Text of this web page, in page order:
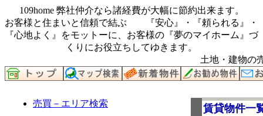
109home 弊社仲介なら諸経費が大幅に節約出来ます。
お客様と住まいと信頼で結ぶ 『安心』・『頼られる』・
『心地よく』をモットーに、お客様の『夢のマイホーム』づ
くりにお役立ちしてゆきます。
土地・建物の
売買－エリア検索 賃貸物件一